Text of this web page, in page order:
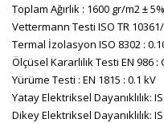
Toplam Ağırlık : 1600 gr/m2 ± 5%
Vettermann Testi ISO TR
Termal İzolasyon ISO 8302 :
Ölçüsel Kararlılık Testi EN 986 :
Yürüme Testi : EN 1815 : 0.1 kV
Yatay Elektriksel Dayanıklılık:
Dikey Elektriksel Dayanıklılık: